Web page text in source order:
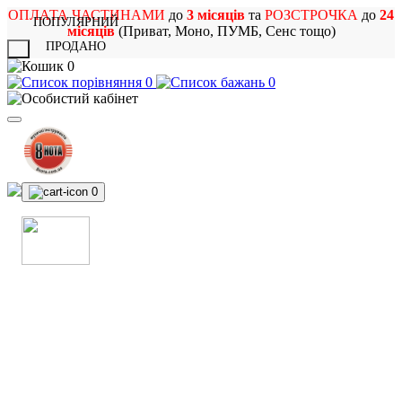
ОПЛАТА ЧАСТИНАМИ до 3 місяців та РОЗСТРОЧКА до 24
місяців(Приват, Моно, ПУМБ, Сенс тощо)
0
0
0
0
ПОПУЛЯРНИЙ
ПРОДАНО